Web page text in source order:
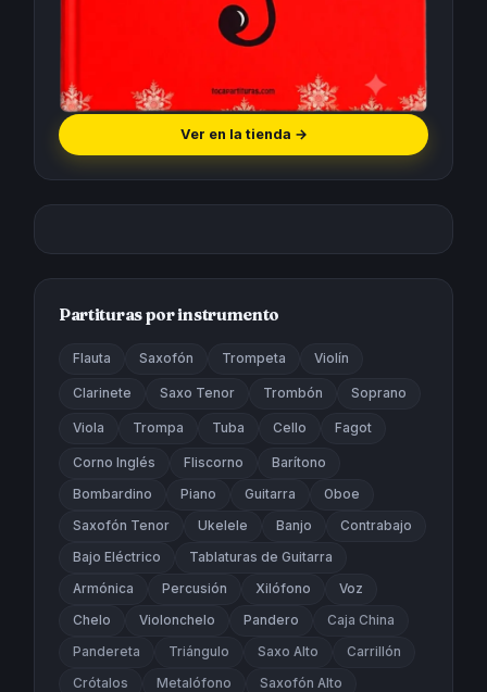
Ver en la tienda →
Partituras por instrumento
Flauta Saxofón Trompeta Violín
Clarinete Saxo Tenor Trombón Soprano
Viola Trompa Tuba Cello Fagot
Corno Inglés Fliscorno Barítono
Bombardino Piano Guitarra Oboe
Saxofón Tenor Ukelele Banjo Contrabajo
Bajo Eléctrico Tablaturas de Guitarra
Armónica Percusión Xilófono Voz
Chelo Violonchelo Pandero Caja China
Pandereta Triángulo Saxo Alto Carrillón
Crótalos Metalófono Saxofón Alto